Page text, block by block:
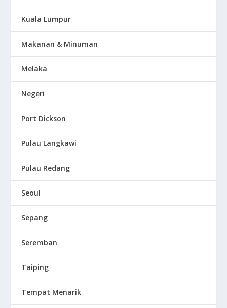
Kuala Lumpur
Makanan & Minuman
Melaka
Negeri
Port Dickson
Pulau Langkawi
Pulau Redang
Seoul
Sepang
Seremban
Taiping
Tempat Menarik